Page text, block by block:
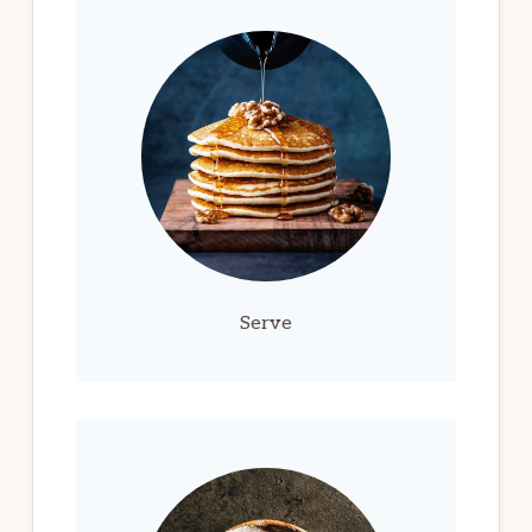
Serve